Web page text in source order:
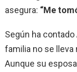
asegura: “Me
Según ha
familia no se lleva
Aunque su